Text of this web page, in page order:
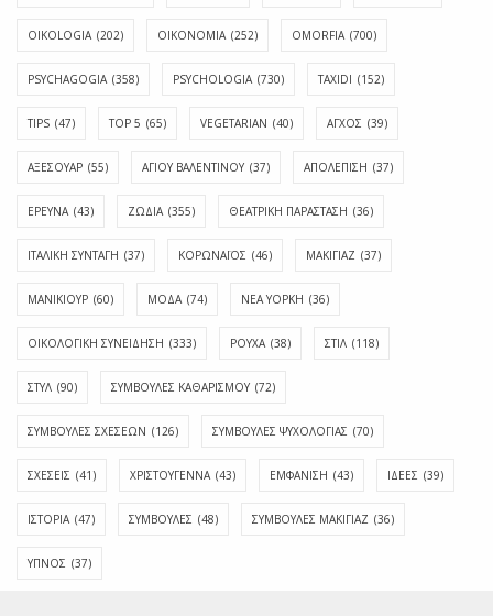
OIKOLOGIA (202) OIKONOMIA (252) OMORFIA (700)
PSYCHAGOGIA (358) PSYCHOLOGIA (730) TAXIDI (152)
TIPS (47) TOP 5 (65) VEGETARIAN (40) ΑΓΧΟΣ (39)
ΑΞΕΣΟΥΑΡ (55) ΑΓΊΟΥ ΒΑΛΕΝΤΊΝΟΥ (37) ΑΠΟΛΈΠΙΣΗ (37)
ΕΡΕΥΝΑ (43) ΖΩΔΙΑ (355) ΘΕΑΤΡΙΚΗ ΠΑΡΑΣΤΑΣΗ (36)
ΙΤΑΛΙΚΗ ΣΥΝΤΑΓΗ (37) ΚΟΡΩΝΑΪΟΣ (46) ΜΑΚΙΓΙΑΖ (37)
ΜΑΝΙΚΙΟΥΡ (60) ΜΟΔΑ (74) ΝΕΑ ΥΟΡΚΗ (36)
ΟΙΚΟΛΟΓΙΚΗ ΣΥΝΕΙΔΗΣΗ (333) ΡΟΥΧΑ (38) ΣΤΙΛ (118)
ΣΤΥΛ (90) ΣΥΜΒΟΥΛΕΣ ΚΑΘΑΡΙΣΜΟΥ (72)
ΣΥΜΒΟΥΛΕΣ ΣΧΕΣΕΩΝ (126) ΣΥΜΒΟΥΛΕΣ ΨΥΧΟΛΟΓΙΑΣ (70)
ΣΧΕΣΕΙΣ (41) ΧΡΙΣΤΟΥΓΕΝΝΑ (43) ΕΜΦΆΝΙΣΗ (43) ΙΔΈΕΣ (39)
ΙΣΤΟΡΊΑ (47) ΣΥΜΒΟΥΛΈΣ (48) ΣΥΜΒΟΥΛΈΣ ΜΑΚΙΓΙΆΖ (36)
ΎΠΝΟΣ (37)